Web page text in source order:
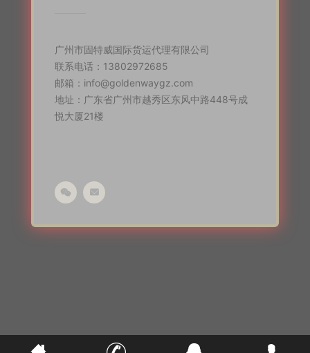
广州市固特威国际货运代理有限公司
联系电话：13802972685
邮箱：info@goldenwaygz.com
地址：广东省广州市越秀区东风中路448号成
悦大厦21楼
 